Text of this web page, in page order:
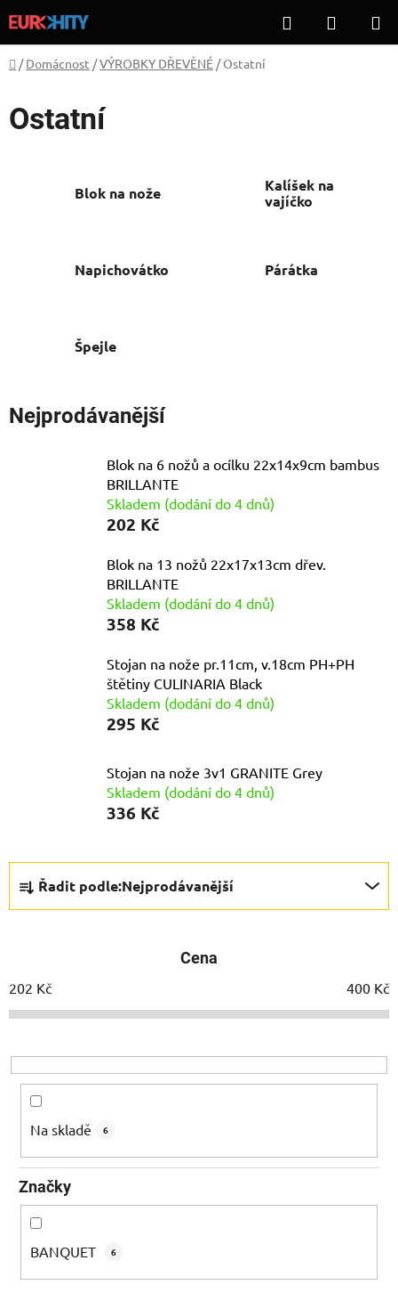
na
obsah
Hledat
KOŠÍK
Domů
/ Domácnost /VÝROBKY DŘEVĚNÉ / Ostatní
Ostatní
Blok na nože
Kalíšek na
vajíčko
Napichovátko Párátka
Špejle
Nejprodávanější
Blok na 6 nožů a ocílku 22x14x9cm bambus
BRILLANTE
Skladem (dodání do 4 dnů)
202 Kč
Blok na 13 nožů 22x17x13cm dřev.
BRILLANTE
Skladem (dodání do 4 dnů)
358 Kč
Stojan na nože pr.11cm, v.18cm PH+PH
štětiny CULINARIA Black
Skladem (dodání do 4 dnů)
295 Kč
Stojan na nože 3v1 GRANITE Grey
Skladem (dodání do 4 dnů)
336 Kč
í
p
o
d
ů
Řadit podle:Nejprodávanější
Cena
202 Kč 400 Kč
Na skladě 6
Značky
BANQUET 6